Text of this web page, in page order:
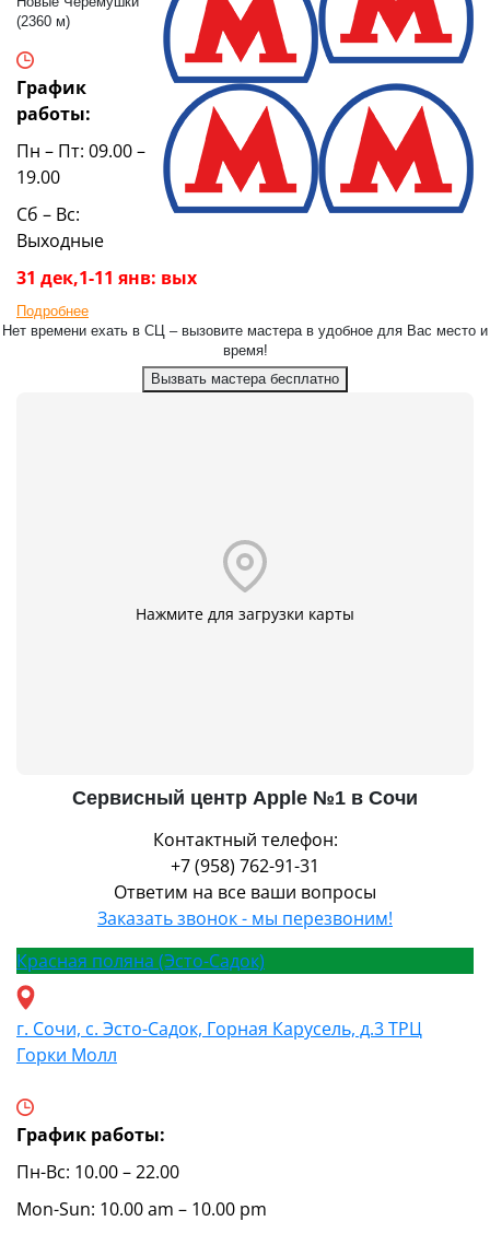
(2360 м)
График
работы:
Пн – Пт: 09.00 –
19.00
Сб – Вс:
Выходные
31 дек,1-11 янв: вых
Подробнее
Нет времени ехать в СЦ – вызовите мастера в удобное для Вас место и
время!
Вызвать мастера бесплатно
Нажмите для загрузки карты
Сервисный центр Apple №1 в Сочи
Контактный телефон:
+7 (958) 762-91-31
Ответим на все ваши вопросы
Заказать звонок - мы перезвоним!
Красная поляна (Эсто-Садок)
г. Сочи, с. Эсто-Садок, Горная Карусель, д.3 ТРЦ
Горки Молл
График работы:
Пн-Вс: 10.00 – 22.00
Mon-Sun: 10.00 am – 10.00 pm